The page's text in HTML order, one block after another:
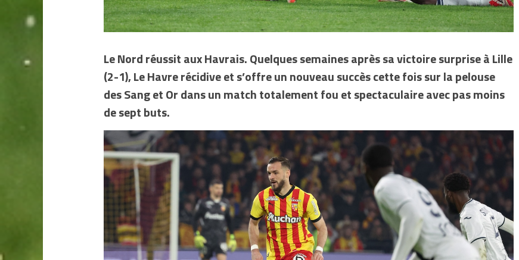
Le Nord réussit aux Havrais. Quelques semaines après sa victoire surprise à Lille
(2-1), Le Havre récidive et s’offre un nouveau succès cette fois sur la pelouse
des Sang et Or dans un match totalement fou et spectaculaire avec pas moins
de sept buts.